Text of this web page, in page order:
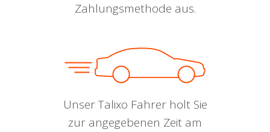
Zahlungsmethode aus.
Unser Talixo Fahrer holt Sie
zur angegebenen Zeit am